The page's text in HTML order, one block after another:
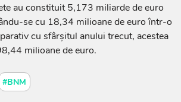
au constituit 5,173 miliarde de euro
se cu 18,34 milioane de euro într-o
cu sfârșitul anului trecut, acestea
milioane de euro.
#BNM